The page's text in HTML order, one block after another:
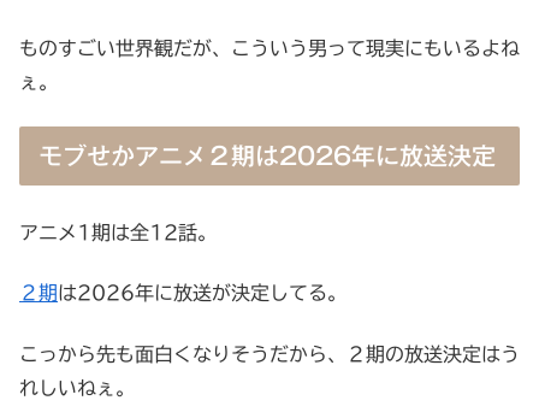
ものすごい世界観だが、こういう男って現実にもいるよね
ぇ。
モブせかアニメ２期は2026年に放送決定
アニメ1期は全12話。
２期は2026年に放送が決定してる。
こっから先も面白くなりそうだから、２期の放送決定はう
れしいねぇ。